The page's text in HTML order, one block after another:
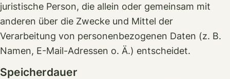
juristische Person, die allein oder gemeinsam mit
anderen über die Zwecke und Mittel der
Verarbeitung von personenbezogenen Daten (z. B.
Namen, E-Mail-Adressen o. Ä.) entscheidet.
Speicherdauer